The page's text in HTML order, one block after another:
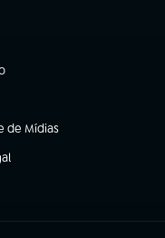
aba)
aba)
de Mídias
aba)